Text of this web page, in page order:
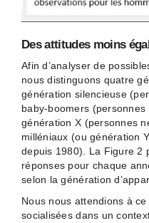
Des attitudes moins
Afin d’analyser de
nous distinguons quatre
génération silencieuse
baby-boomers
génération X (personnes
milléniaux (ou génération
depuis 1980). La Figure 2
réponses pour chaque
selon la génération
Nous nous attendions à
socialisées dans un